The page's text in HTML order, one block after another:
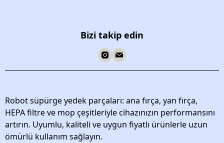
Bizi takip edin
Robot süpürge yedek parçaları: ana fırça, yan fırça,
HEPA filtre ve mop çeşitleriyle cihazınızın performansını
artırın. Uyumlu, kaliteli ve uygun fiyatlı ürünlerle uzun
ömürlü kullanım sağlayın.